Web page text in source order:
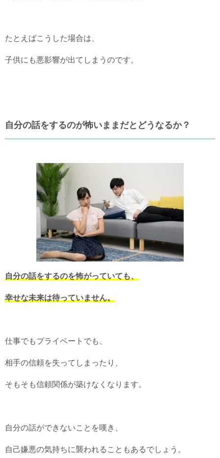
たとえばこうした場合は、
子供にも悪影響が出てしまうのです。
自分の話をするのが怖いままだとどうなるか？
自分の話をするのを怖がっていても、
幸せな未来は待っていません。
仕事でもプライベートでも、
相手の信頼を失ってしまったり、
そもそも信頼関係が築けなくなります。
自分の話ができないことを嘆き、
自己嫌悪の気持ちに襲われることもあるでしょう。